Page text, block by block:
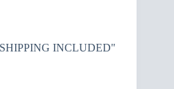
INCLUDED"